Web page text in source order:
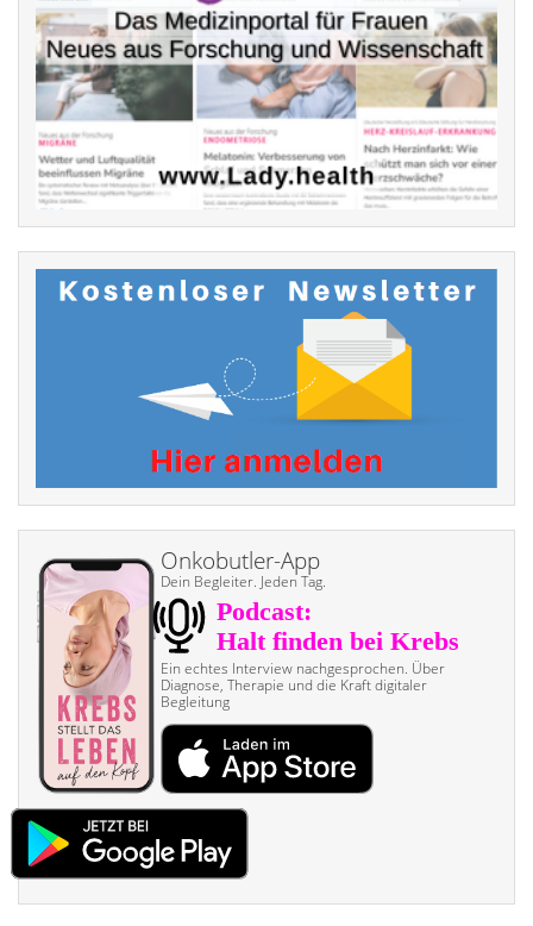
Onkobutler-App
Dein Begleiter. Jeden Tag.
Ein echtes Interview nach­gesprochen. Über
Diagnose, Therapie und die Kraft digitaler
Begleitung